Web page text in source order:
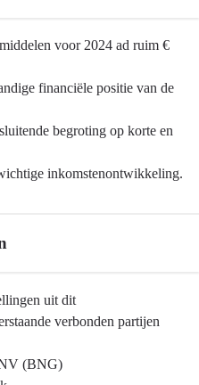
voor 2024 ad ruim €
financiële positie van de
begroting op korte en
inkomstenontwikkeling.
uit dit
verbonden partijen
NV (BNG)